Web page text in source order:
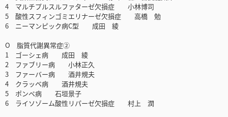
4 マルチプルスルファターゼ欠損症 小林博司
5 酸性スフィンゴミエリナーゼ欠損症 高橋 勉
6 ニーマンピック病C型 成田 綾
O 脂質代謝異常症②
1 ゴーシェ病 成田 綾
2 ファブリー病 小林正久
3 ファーバー病 酒井規夫
4 クラッベ病 酒井規夫
5 ポンペ病 石垣景子
6 ライソゾーム酸性リパーゼ欠損症 村上 潤